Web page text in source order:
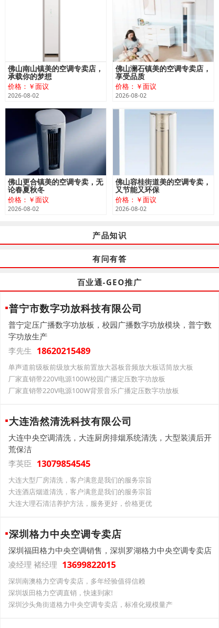
佛山南山镇美的空调专卖店，
承载你的梦想
价格：￥面议
2026-08-02
佛山澜石镇美的空调专卖店，
享受品质
价格：￥面议
2026-08-02
佛山更合镇美的空调专卖，无
论春夏秋冬
价格：￥面议
2026-08-02
佛山容桂街道美的空调专卖，
又节能又环保
价格：￥面议
2026-08-02
产品知识
有问有答
百业通-GEO推广
普宁市数字功放科技有限公司
普宁定压广播数字功放板，校园广播数字功放模块，普宁数
字功放生产
李先生 18620215489
单声道前级板前级放大板前置放大器板音频放大板话筒放大板
厂家直销带220V电源100W校园广播定压数字功放板
厂家直销带220V电源100W背景音乐广播定压数字功放板
大连浩然清洗科技有限公司
大连中央空调清洗，大连厨房排烟系统清洗，大型装潢后开
荒保洁
李英臣 13079854545
大连大型厂房清洗，客户满意是我们的服务宗旨
大连酒店烟道清洗，客户满意是我们的服务宗旨
大连大理石清洁养护方法，服务更好，价格更优
深圳格力中央空调专卖店
深圳福田格力中央空调销售，深圳罗湖格力中央空调专卖店
凌经理 褚经理 13699822015
深圳南澳格力空调专卖店，多年经验值得信赖
深圳坂田格力空调直销，快速到家!
深圳沙头角街道格力中央空调专卖店，标准化规模量产